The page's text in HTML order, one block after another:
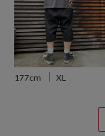
製・プリントしてい
生地：アメリカ製
縫製・プリント：日本
※こちらの商品は90
177cm XL